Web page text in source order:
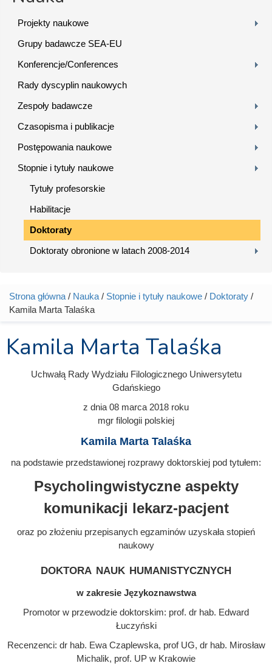
Projekty naukowe
Grupy badawcze SEA-EU
Konferencje/Conferences
Rady dyscyplin naukowych
Zespoły badawcze
Czasopisma i publikacje
Postępowania naukowe
Stopnie i tytuły naukowe
Tytuły profesorskie
Habilitacje
Doktoraty
Doktoraty obronione w latach 2008-2014
Jesteś tutaj
Strona główna / Nauka / Stopnie i tytuły naukowe / Doktoraty /
Kamila Marta Talaśka
Kamila Marta Talaśka
Uchwałą Rady Wydziału Filologicznego Uniwersytetu
Gdańskiego
z dnia 08 marca 2018 roku
mgr filologii polskiej
Kamila Marta Talaśka
na podstawie przedstawionej rozprawy doktorskiej pod tytułem:
Psycholingwistyczne aspekty
komunikacji lekarz-pacjent
oraz po złożeniu przepisanych egzaminów uzyskała stopień
naukowy
doktora nauk humanistycznych
w zakresie Językoznawstwa
Promotor w przewodzie doktorskim: prof. dr hab. Edward
Łuczyński
Recenzenci: dr hab. Ewa Czaplewska, prof UG, dr hab. Mirosław
Michalik, prof. UP w Krakowie